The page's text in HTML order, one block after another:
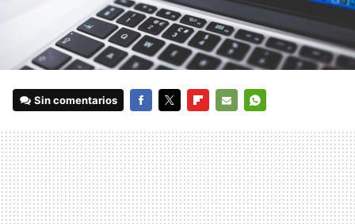
Sin comentarios
MAIL